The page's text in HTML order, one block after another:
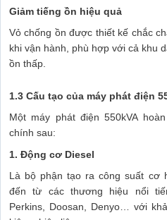
Giảm tiếng ồn hiệu quả
Vỏ chống ồn được thiết kế chắc
khi vận hành, phù hợp với cả khu
ồn thấp.
1.3 Cấu tạo của máy phát điện
Một máy phát điện 550kVA
chính sau:
1. Động cơ Diesel
Là bộ phận tạo ra công suất cơ
đến từ các thương hiệu nổi
Perkins, Doosan, Denyo… với